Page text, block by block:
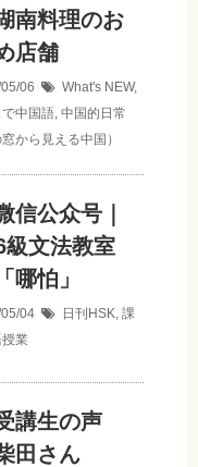
南料理のお
店舗
06 What's NEW,
中国語, 中国的日常
窓から見える中国）
信公众号｜
級文法教室
怕」
04 日刊HSK, 課
業
講生の声
さん